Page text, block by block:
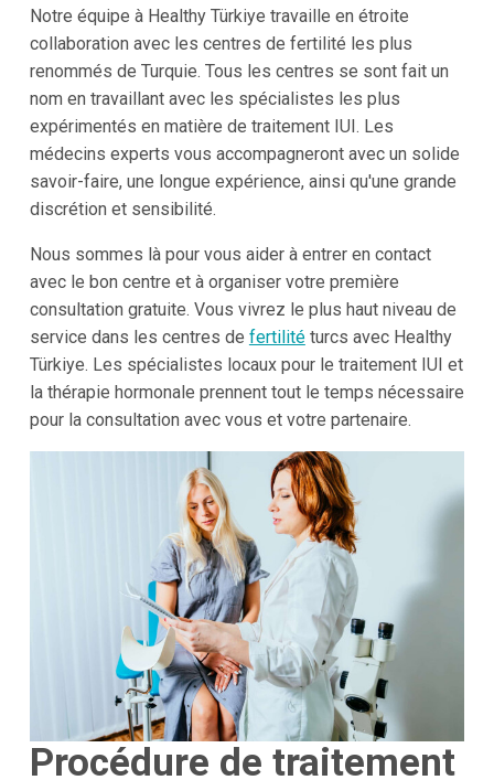
Notre équipe à Healthy Türkiye travaille en étroite
collaboration avec les centres de fertilité les plus
renommés de Turquie. Tous les centres se sont fait un
nom en travaillant avec les spécialistes les plus
expérimentés en matière de traitement IUI. Les
médecins experts vous accompagneront avec un solide
savoir-faire, une longue expérience, ainsi qu'une grande
discrétion et sensibilité.
Nous sommes là pour vous aider à entrer en contact
avec le bon centre et à organiser votre première
consultation gratuite. Vous vivrez le plus haut niveau de
service dans les centres de fertilitéturcs avec Healthy
Türkiye. Les spécialistes locaux pour le traitement IUI et
la thérapie hormonale prennent tout le temps nécessaire
pour la consultation avec vous et votre partenaire.
Procédure de traitement